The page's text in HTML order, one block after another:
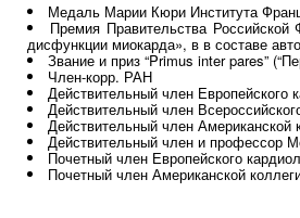
Медаль Марии Кюри Института
Премия Правительства
дисфункции миокарда», в в составе
Звание и приз “Primus inter pares”
Член-корр. РАН
Действительный член Европейского
Действительный член
Действительный член Американской
Действительный член и профессор
Почетный член Европейского
Почетный член Американской